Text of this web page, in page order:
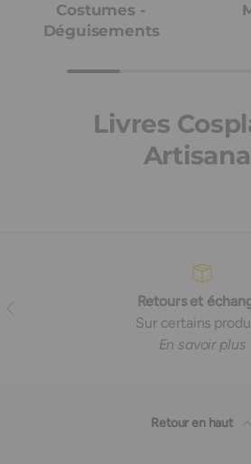
Costumes -
Déguisements
Livres
Retours et
Sur certains
En savoir plus
Retour en haut